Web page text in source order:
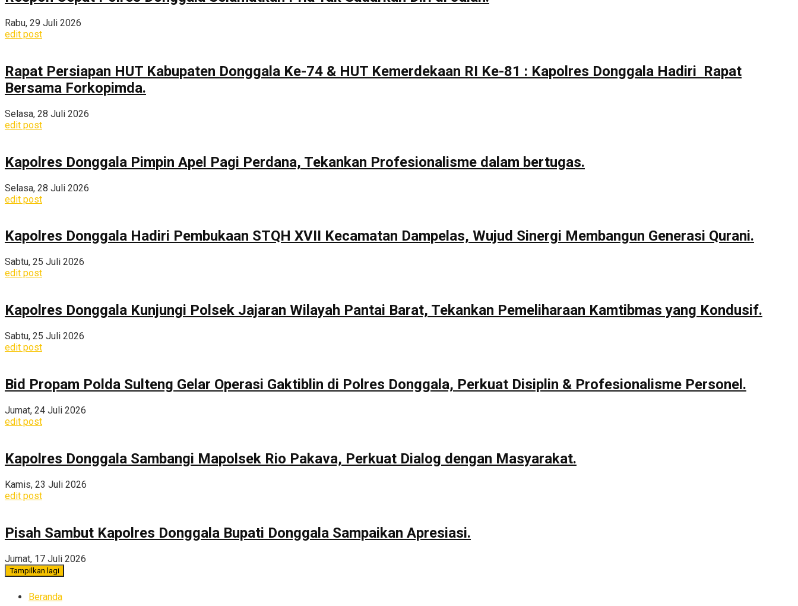
Rabu, 29 Juli 2026
edit post
Rapat Persiapan HUT Kabupaten Donggala Ke-74 & HUT Kemerdekaan RI Ke-81 : Kapolres Donggala Hadiri Rapat
Bersama Forkopimda.
Selasa, 28 Juli 2026
edit post
Kapolres Donggala Pimpin Apel Pagi Perdana, Tekankan Profesionalisme dalam bertugas.
Selasa, 28 Juli 2026
edit post
Kapolres Donggala Hadiri Pembukaan STQH XVII Kecamatan Dampelas, Wujud Sinergi Membangun Generasi Qurani.
Sabtu, 25 Juli 2026
edit post
Kapolres Donggala Kunjungi Polsek Jajaran Wilayah Pantai Barat, Tekankan Pemeliharaan Kamtibmas yang Kondusif.
Sabtu, 25 Juli 2026
edit post
Bid Propam Polda Sulteng Gelar Operasi Gaktiblin di Polres Donggala, Perkuat Disiplin & Profesionalisme Personel.
Jumat, 24 Juli 2026
edit post
Kapolres Donggala Sambangi Mapolsek Rio Pakava, Perkuat Dialog dengan Masyarakat.
Kamis, 23 Juli 2026
edit post
Pisah Sambut Kapolres Donggala Bupati Donggala Sampaikan Apresiasi.
Jumat, 17 Juli 2026
Tampilkan lagi
Beranda